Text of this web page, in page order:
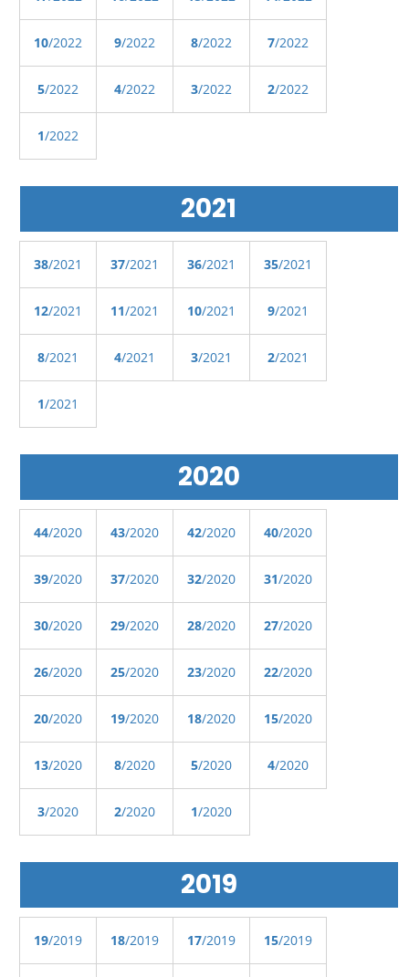
10/2022 9/2022 8/2022 7/2022
5/2022 4/2022 3/2022 2/2022
1/2022
2021
38/2021 37/2021 36/2021 35/2021
12/2021 11/2021 10/2021 9/2021
8/2021 4/2021 3/2021 2/2021
1/2021
2020
44/2020 43/2020 42/2020 40/2020
39/2020 37/2020 32/2020 31/2020
30/2020 29/2020 28/2020 27/2020
26/2020 25/2020 23/2020 22/2020
20/2020 19/2020 18/2020 15/2020
13/2020 8/2020 5/2020 4/2020
3/2020 2/2020 1/2020
2019
19/2019 18/2019 17/2019 15/2019